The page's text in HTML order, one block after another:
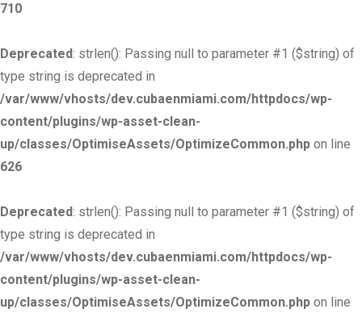
710
Deprecated: strlen(): Passing null to parameter #1 ($string) of
type string is deprecated in
/var/www/vhosts/dev.cubaenmiami.com/httpdocs/wp-
content/plugins/wp-asset-clean-
up/classes/OptimiseAssets/OptimizeCommon.php on line
626
Deprecated: strlen(): Passing null to parameter #1 ($string) of
type string is deprecated in
/var/www/vhosts/dev.cubaenmiami.com/httpdocs/wp-
content/plugins/wp-asset-clean-
up/classes/OptimiseAssets/OptimizeCommon.php on line